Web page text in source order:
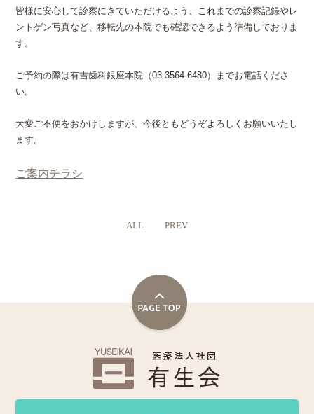
皆様に安心して診察にきていただけるよう、これまでの診察記録やレ
ントゲン写真など、移転先の本院でも確認できるよう準備しておりま
す。
ご予約の際は有吉歯科銀座本院（03-3564-6480）までお電話くださ
い。
大変ご不便をおかけしますが、今後ともどうぞよろしくお願いいたし
ます。
ご案内チラシ
ALL PREV